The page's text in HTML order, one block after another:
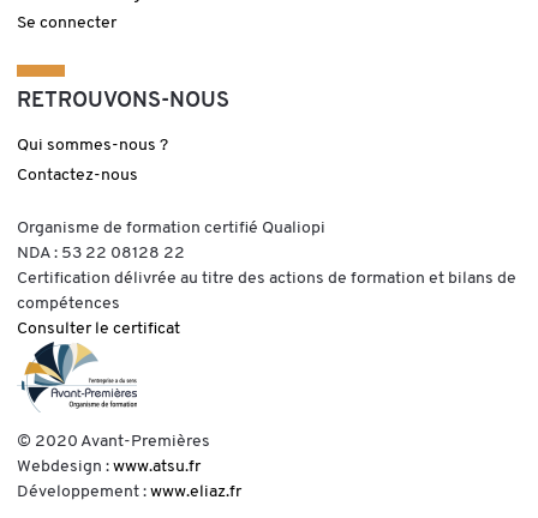
Se connecter
RETROUVONS-NOUS
Qui sommes-nous ?
Contactez-nous
Organisme de formation certifié Qualiopi
NDA : 53 22 08128 22
Certification délivrée au titre des actions de formation et bilans de
compétences
Consulter le certificat
© 2020 Avant-Premières
Webdesign :www.atsu.fr
Développement :www.eliaz.fr